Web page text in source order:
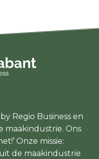
Regio Business en
maakindustrie. Ons
Onze missie:
de maakindustrie